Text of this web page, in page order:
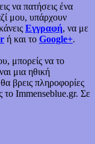
να πατήσεις ένα
μου, υπάρχουν
Εγγραφή, να με
ή και το Google+.
μπορείς να το
μια ηθική
βρεις πληροφορίες
το Immenseblue.gr. Σε